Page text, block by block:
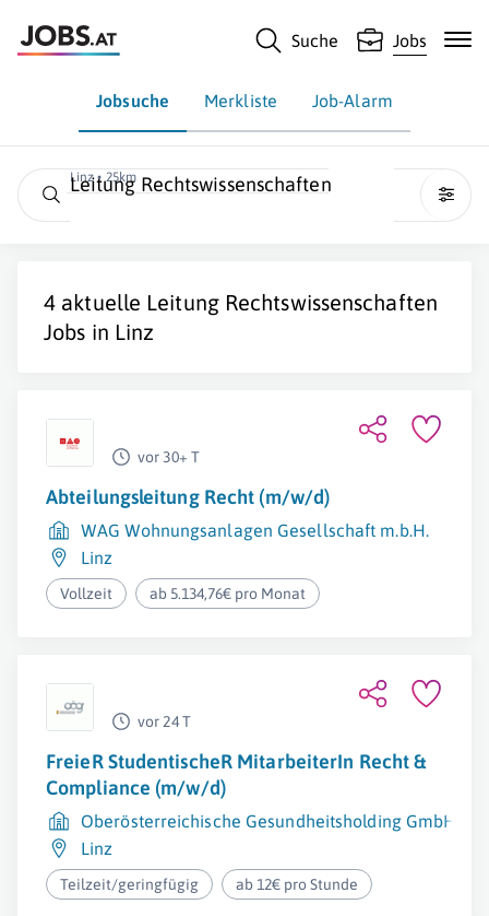
Suche Jobs
Jobsuche Merkliste Job-Alarm
Linz • 25km
Leitung Rechtswissenschaften
4 aktuelle Leitung Rechtswissenschaften
Jobs in Linz
vor 30+ T
Abteilungsleitung Recht (m/w/d)
WAG Wohnungsanlagen Gesellschaft m.b.H.
Linz
Vollzeit ab 5.134,76€ pro Monat
vor 24 T
FreieR StudentischeR MitarbeiterIn Recht &
Compliance (m/w/d)
Oberösterreichische Gesundheitsholding GmbH
Linz
Teilzeit/geringfügig ab 12€ pro Stunde